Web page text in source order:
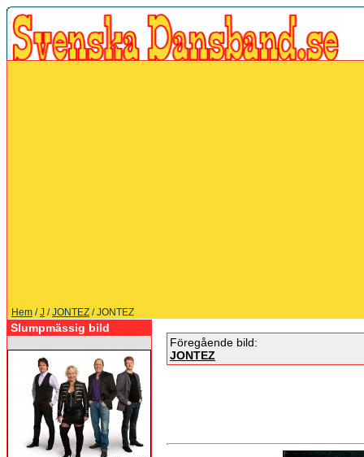
Hem /J /JONTEZ / JONTEZ
Slumpmässig bild
Föregående bild:
JONTEZ